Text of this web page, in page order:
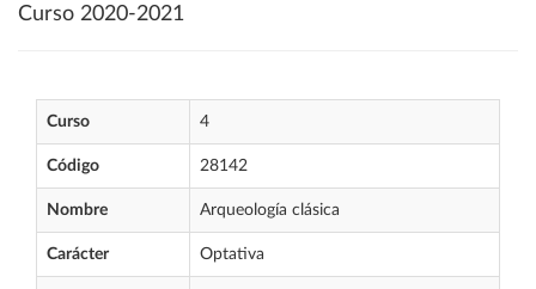
Curso 2020-2021
Curso 4
Código 28142
Nombre Arqueología clásica
Carácter Optativa